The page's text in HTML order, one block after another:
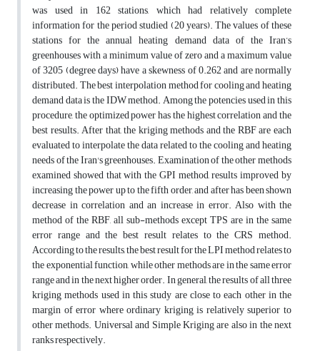
was used in 162 stations, which had relatively complete
information for the period studied (20 years). The values of these
stations for the annual heating demand data of the Iran’s
greenhouses with a minimum value of zero and a maximum value
of 3205 (degree days) have a skewness of 0.262 and are normally
distributed. The best interpolation method for cooling and heating
demand data is the IDW method. Among the potencies used in this
procedure, the optimized power has the highest correlation and the
best results. After that, the kriging methods and the RBF are each
evaluated to interpolate the data related to the cooling and heating
needs of the Iran's greenhouses. Examination of the other methods
examined showed that with the GPI method, results improved by
increasing the power up to the fifth order, and after has been shown
decrease in correlation and an increase in error. Also with the
method of the RBF, all sub-methods except TPS are in the same
error range and the best result relates to the CRS method.
According to the results, the best result for the LPI method relates to
the exponential function, while other methods are in the same error
range and in the next higher order. In general, the results of all three
kriging methods used in this study are close to each other in the
margin of error where ordinary kriging is relatively superior to
other methods. Universal and Simple Kriging are also in the next
ranks respectively.